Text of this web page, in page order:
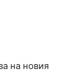
на новия